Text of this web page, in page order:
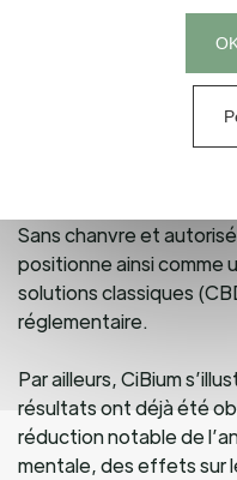
Cette combinaison
naturelle et polyvalente
quotidien : douleurs &
sommeil, ménopause
Sans chanvre et
positionne ainsi comme
solutions classiques
réglementaire.
Par ailleurs, CiBium
résultats ont déjà été
réduction notable de
mentale, des effets sur